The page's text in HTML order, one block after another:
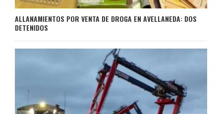
ALLANAMIENTOS POR VENTA DE DROGA EN AVELLANEDA: DOS
DETENIDOS